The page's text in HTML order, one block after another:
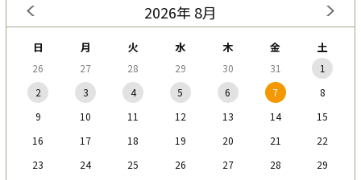
2026年 8月
日 月 火 水 木 金 土
26 27 28 29 30 31
1
2
3 4 5 6 7
8
9
10 11 12 13 14
15
16
17 18 19 20 21
22
23
24 25 26 27 28
29